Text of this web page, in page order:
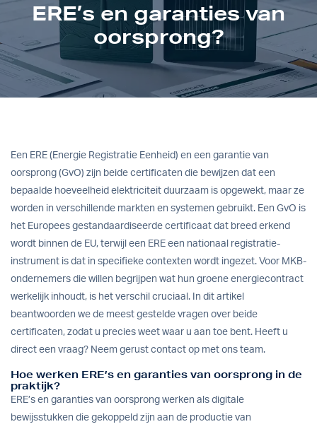
ERE’s en garanties van
oorsprong?
Een ERE (Energie Registratie Eenheid) en een garantie van
oorsprong (GvO) zijn beide certificaten die bewijzen dat een
bepaalde hoeveelheid elektriciteit duurzaam is opgewekt, maar ze
worden in verschillende markten en systemen gebruikt. Een GvO is
het Europees gestandaardiseerde certificaat dat breed erkend
wordt binnen de EU, terwijl een ERE een nationaal registratie-
instrument is dat in specifieke contexten wordt ingezet. Voor MKB-
ondernemers die willen begrijpen wat hun groene energiecontract
werkelijk inhoudt, is het verschil cruciaal. In dit artikel
beantwoorden we de meest gestelde vragen over beide
certificaten, zodat u precies weet waar u aan toe bent. Heeft u
direct een vraag? Neem gerust contact op met ons team.
Hoe werken ERE’s en garanties van oorsprong in de
praktijk?
ERE’s en garanties van oorsprong werken als digitale
bewijsstukken die gekoppeld zijn aan de productie van